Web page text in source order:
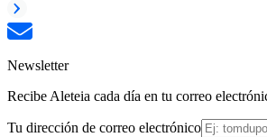
Newsletter
Recibe Aleteia cada día en tu correo
Tu dirección de correo electrónico